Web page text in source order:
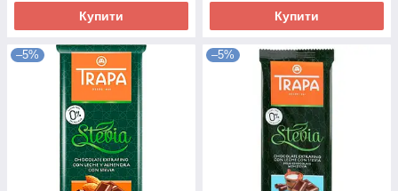
Купити Купити
–5% –5%